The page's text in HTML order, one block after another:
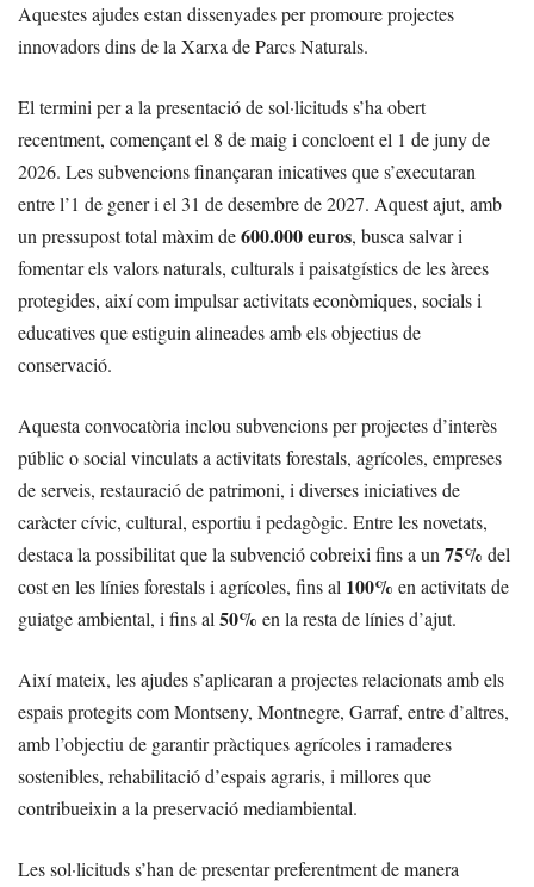
Aquestes ajudes estan dissenyades per promoure projectes
innovadors dins de la Xarxa de Parcs Naturals.
El termini per a la presentació de sol·licituds s’ha obert
recentment, començant el 8 de maig i concloent el 1 de juny de
2026. Les subvencions finançaran inicatives que s’executaran
entre l’1 de gener i el 31 de desembre de 2027. Aquest ajut, amb
un pressupost total màxim de600.000 euros, busca salvar i
fomentar els valors naturals, culturals i paisatgístics de les àrees
protegides, així com impulsar activitats econòmiques, socials i
educatives que estiguin alineades amb els objectius de
conservació.
Aquesta convocatòria inclou subvencions per projectes d’interès
públic o social vinculats a activitats forestals, agrícoles, empreses
de serveis, restauració de patrimoni, i diverses iniciatives de
caràcter cívic, cultural, esportiu i pedagògic. Entre les novetats,
destaca la possibilitat que la subvenció cobreixi fins a un 75% del
cost en les línies forestals i agrícoles, fins al 100% en activitats de
guiatge ambiental, i fins al 50% en la resta de línies d’ajut.
Així mateix, les ajudes s’aplicaran a projectes relacionats amb els
espais protegits com Montseny, Montnegre, Garraf, entre d’altres,
amb l’objectiu de garantir pràctiques agrícoles i ramaderes
sostenibles, rehabilitació d’espais agraris, i millores que
contribueixin a la preservació mediambiental.
Les sol·licituds s’han de presentar preferentment de manera